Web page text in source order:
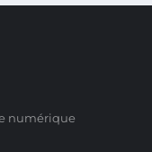
numérique